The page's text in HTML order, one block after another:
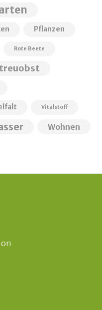
Pflanzen
Rote Beete
Vitalstoff
Wohnen